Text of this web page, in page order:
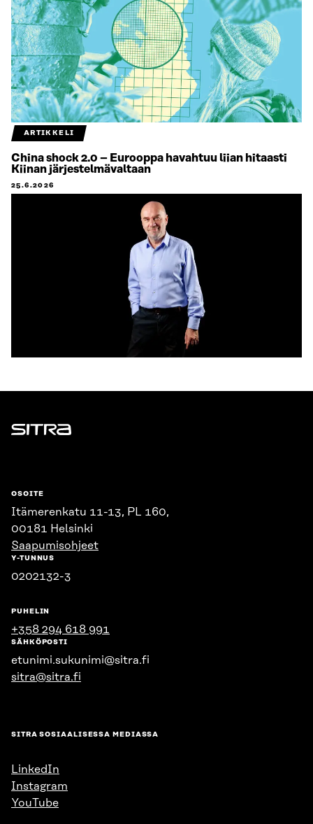
ARTIKKELI
China shock 2.0 – Eurooppa havahtuu liian hitaasti
Kiinan järjestelmävaltaan
25.6.2026
Sitra
OSOITE
Itämerenkatu 11-13, PL 160,
00181 Helsinki
Saapumisohjeet
Y-TUNNUS
0202132-3
PUHELIN
+358 294 618 991
SÄHKÖPOSTI
etunimi.sukunimi@sitra.fi
sitra@sitra.fi
SITRA SOSIAALISESSA MEDIASSA
LinkedIn
Instagram
YouTube